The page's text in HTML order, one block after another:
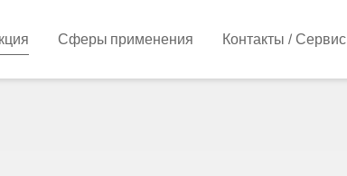
Сферы применения Контакты / Сервис